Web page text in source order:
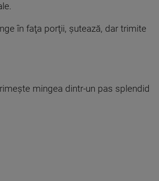
în faţa porţii, şutează, dar trimite
mingea dintr-un pas splendid